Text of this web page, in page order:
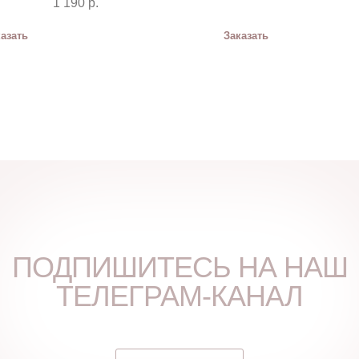
1 190 р.
Заказать
ПОДПИШИТЕСЬ НА НАШ
ТЕЛЕГРАМ-КАНАЛ